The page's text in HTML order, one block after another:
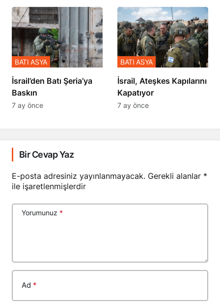
​​​​​​​İsrail’den Batı Şeria’ya
Baskın
BATI ASYA
7 ay önce
İsrail, Ateşkes Kapılarını
Kapatıyor
BATI ASYA
7 ay önce
Bir Cevap Yaz
E-posta adresiniz yayınlanmayacak. Gerekli alanlar *
ile işaretlenmişlerdir
Yorumunuz *
Ad *